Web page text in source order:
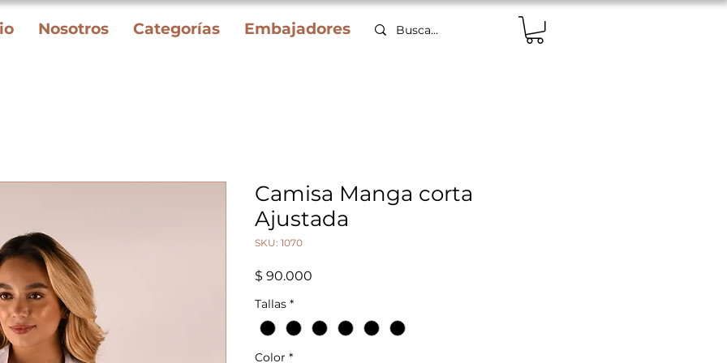
Nosotros Categorías Embajadores
Camisa Manga corta
Ajustada
SKU: 1070
$ 90.000
Tallas *
Color *